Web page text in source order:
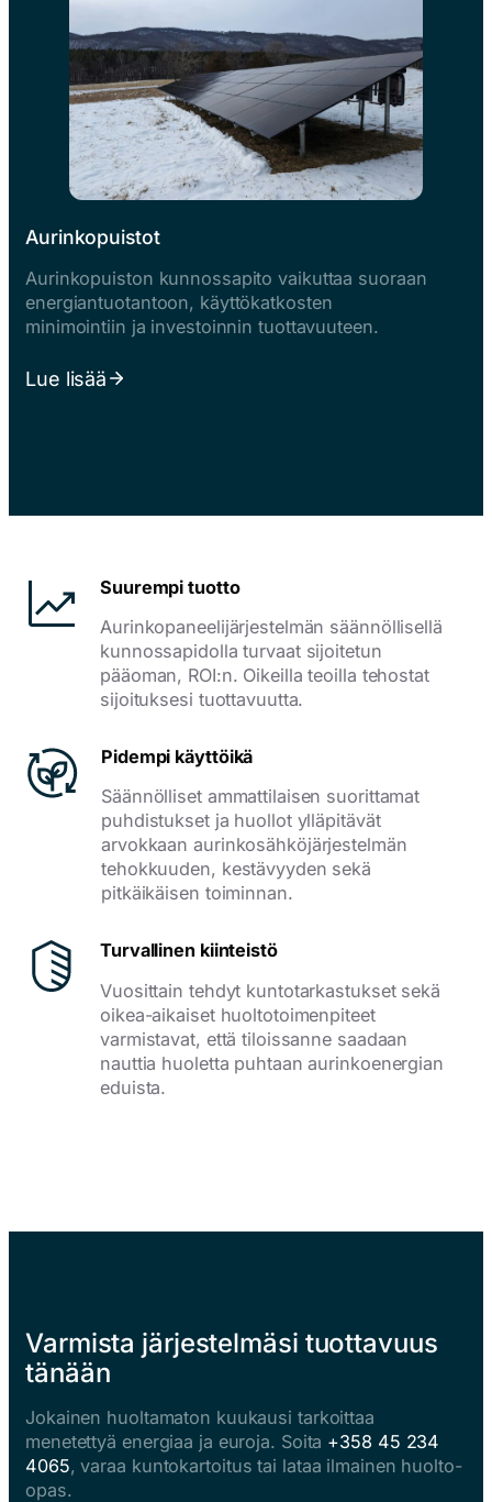
Aurinkopuistot
Aurinkopuiston kunnossapito vaikuttaa suoraan
energiantuotantoon, käyttökatkosten
minimointiin ja investoinnin tuottavuuteen.
Lue lisää
Suurempi tuotto
Aurinkopaneelijärjestelmän säännöllisellä
kunnossapidolla turvaat sijoitetun
pääoman, ROI:n. Oikeilla teoilla tehostat
sijoituksesi tuottavuutta.
Pidempi käyttöikä
Säännölliset ammattilaisen suorittamat
puhdistukset ja huollot ylläpitävät
arvokkaan aurinkosähköjärjestelmän
tehokkuuden, kestävyyden sekä
pitkäikäisen toiminnan.
Turvallinen kiinteistö
Vuosittain tehdyt kuntotarkastukset sekä
oikea-aikaiset huoltotoimenpiteet
varmistavat, että tiloissanne saadaan
nauttia huoletta puhtaan aurinkoenergian
eduista.
Varmista järjestelmäsi tuottavuus
tänään
Jokainen huoltamaton kuukausi tarkoittaa
menetettyä energiaa ja euroja. Soita +358 45 234
4065, varaa kuntokartoitus tai lataa ilmainen huolto-
opas.